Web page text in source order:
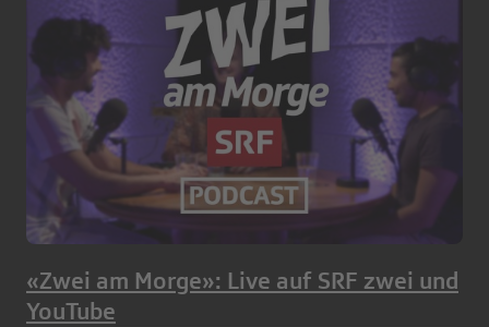
«Zwei am Morge»: Live auf SRF zwei und
YouTube